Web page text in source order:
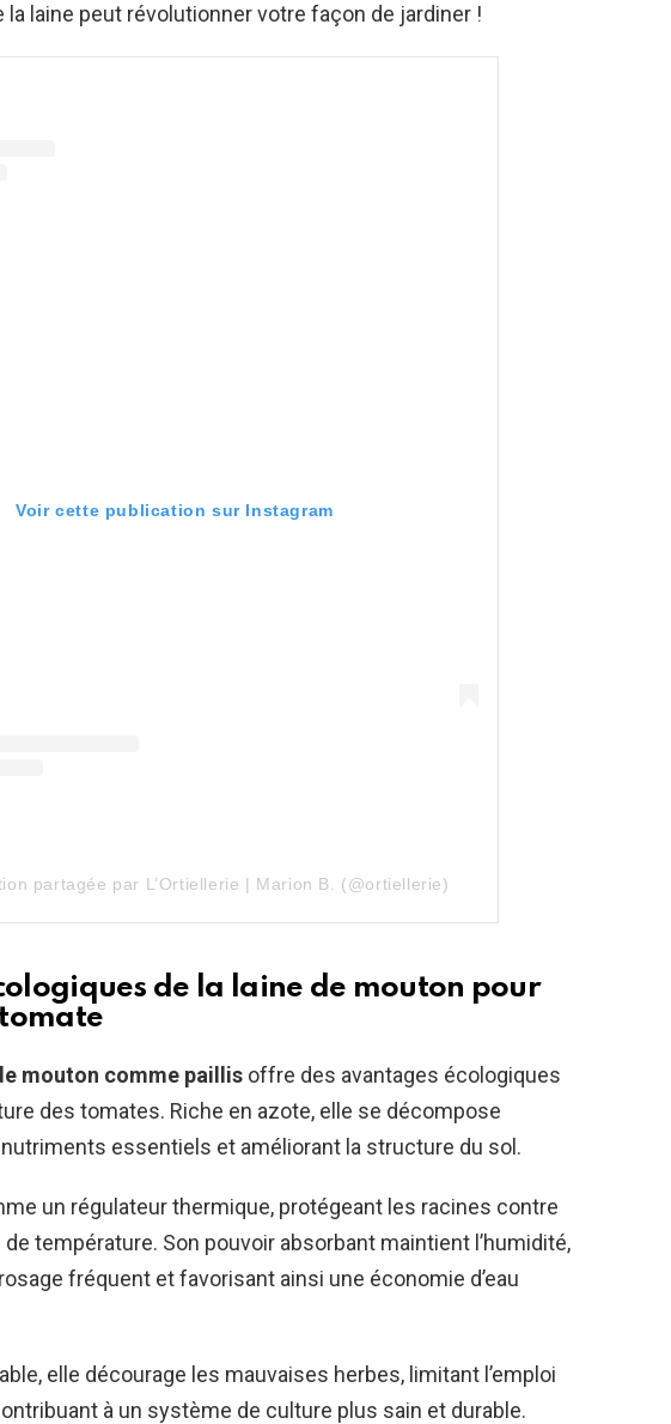
laine peut révolutionner votre façon de jardiner !
Voir cette publication sur Instagram
partagée par L’Ortiellerie | Marion B. (@ortiellerie)
de la laine de mouton pour
mouton comme paillis offre des avantages écologiques
des tomates. Riche en azote, elle se décompose
essentiels et améliorant la structure du sol.
un régulateur thermique, protégeant les racines contre
température. Son pouvoir absorbant maintient l’humidité,
fréquent et favorisant ainsi une économie d’eau
elle décourage les mauvaises herbes, limitant l’emploi
à un système de culture plus sain et durable.